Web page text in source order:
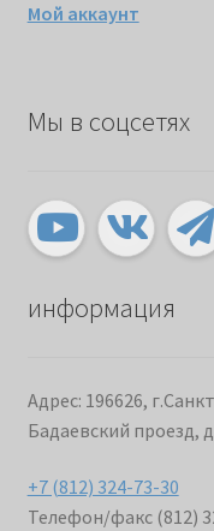
Мой аккаунт
Мы в соцсетях
информация
Адрес: 196626,
Бадаевский проезд,
+7 (812) 324-73-30
Телефон/факс (812)